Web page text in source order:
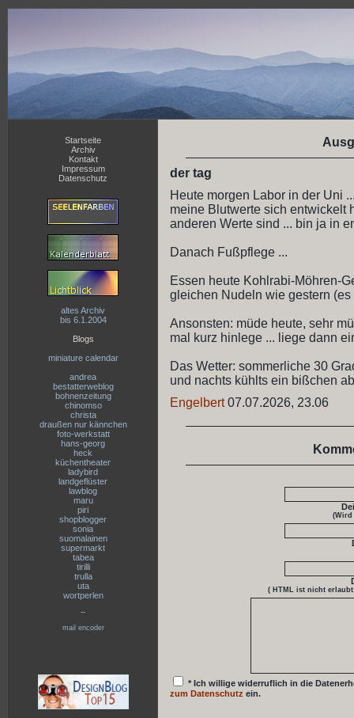
Startseite
Archiv
Kontakt
Impressum
Datenschutz
altes Archiv
bis 6.1.2004
Blogs
miniature calendar
andrea
bestatterweblog
bohnenzeitung
chinomso
christa
draußen nur kännchen
foto-werkstatt
hans-georg
heck
küchentheater
ladybird
landgeflüster
lawblog
maru
piri
shopblogger
sonia
suomalainen
supermarkt
tabea
tirilli
trulla
uta
wortperlen
--
mail encoder
der tag
Heute morgen Labor in der Uni
meine Blutwerte sich entwickelt
anderen Werte sind ... bin ja in
Danach Fußpflege ...
Essen heute Kohlrabi-Möhren-
gleichen Nudeln wie gestern
Ansonsten: müde heute, sehr
mal kurz hinlege ... liege dann
Das Wetter: sommerliche 30
und nachts kühlts ein bißchen
Engelbert07.07.2026, 23.06
(Wird
( HTML ist nicht
* Ich willige widerruflich in die
zum Datenschutz ein.